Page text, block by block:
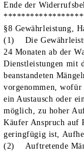
Ende der
§8 Gewährleistung,
(1) Die
24 Monaten ab der
Dienstleistungen mit
beanstandeten
vorgenommen, wofür
ein Austausch oder
möglich, zu hoher
Käufer Anspruch auf
geringfügig ist,
(2) Auftretende